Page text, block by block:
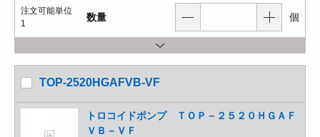
注文可能単位
1
数量 個
TOP-2520HGAFVB-VF
トロコイドポンプ ＴＯＰ－２５２０ＨＧＡＦ
ＶＢ－ＶＦ